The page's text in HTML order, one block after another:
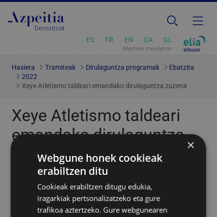
ES FR EN CA GL
Machine translation
Hasiera Tramiteak Dirulaguntza programak
Ebatzita
2022
Xeye Atletismo taldeari emandako dirulaguntza zuzena
Xeye Atletismo taldeari
emandako dirulaguntza
zuzena
Emandako laguntzaren publizitatea
Kirol jarduera finantzatzeko kirol-klub bati emandako
×
Webgune honek cookieak
erabiltzen ditu
Cookieak erabiltzen ditugu edukia,
iragarkiak pertsonalizatzeko eta gure
trafikoa aztertzeko. Gure webgunearen